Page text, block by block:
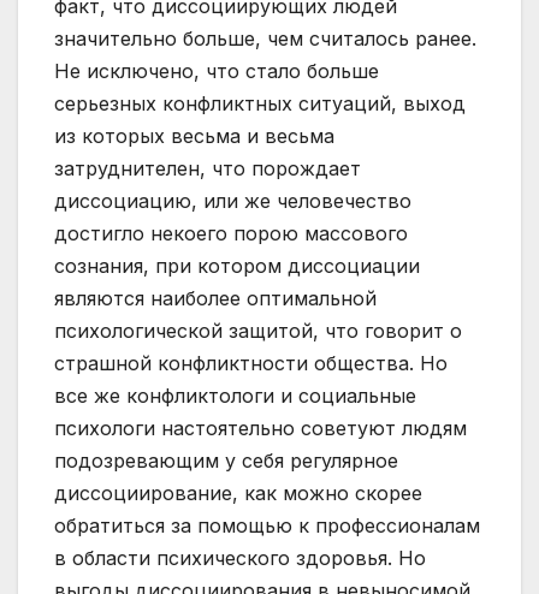
факт, что диссоциирующих людей
значительно больше, чем считалось ранее.
Не исключено, что стало больше
серьезных конфликтных ситуаций, выход
из которых весьма и весьма
затруднителен, что порождает
диссоциацию, или же человечество
достигло некоего порою массового
сознания, при котором диссоциации
являются наиболее оптимальной
психологической защитой, что говорит о
страшной конфликтности общества. Но
все же конфликтологи и социальные
психологи настоятельно советуют людям
подозревающим у себя регулярное
диссоциирование, как можно скорее
обратиться за помощью к профессионалам
в области психического здоровья. Но